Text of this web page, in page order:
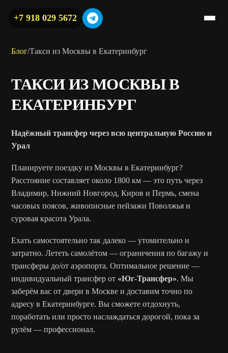
+7 918 029 5672
Блог/Такси из Москвы в Екатеринбург
ТАКСИ ИЗ МОСКВЫ В
ЕКАТЕРИНБУРГ
Надёжный трансфер через всю центральную Россию и
Урал
Планируете поездку из Москвы в Екатеринбург?
Расстояние составляет около 1800 км — это путь через
Владимир, Нижний Новгород, Киров и Пермь, смена
часовых поясов, живописные пейзажи Поволжья и
суровая красота Урала.
Ехать самостоятельно так далеко — утомительно и
затратно. Лететь самолётом — ограничения по багажу и
трансферы до/от аэропорта. Оптимальное решение —
индивидуальный трансфер от «Юг-Трансфер». Мы
заберём вас от двери в Москве и доставим точно по
адресу в Екатеринбурге. Вы сможете отдохнуть,
поработать или просто наслаждаться дорогой, пока за
рулём — профессионал.